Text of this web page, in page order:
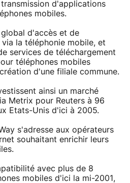
d'applications
mobiles.
global d'accès et de
la téléphonie mobile, et
services de téléchargement
téléphones mobiles
d'une filiale commune.
ainsi un marché
Metrix pour Reuters à 96
Etats-Unis d'ici à 2005.
s'adresse aux opérateurs
souhaitant enrichir leurs
avec plus de 8
mobiles d'ici la mi-2001,